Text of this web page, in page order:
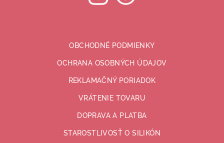
OBCHODNÉ PODMIENKY
OCHRANA OSOBNÝCH ÚDAJOV
REKLAMAČNÝ PORIADOK
VRÁTENIE TOVARU
DOPRAVA A PLATBA
STAROSTLIVOSŤ O SILIKÓN